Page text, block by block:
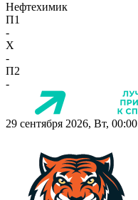
Нефтехимик
П1
-
X
-
П2
-
29 сентября 2026, Вт, 00:00